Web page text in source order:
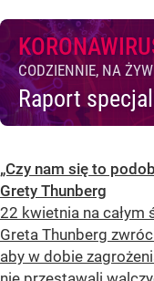
CODZIENNIE, NA
Raport
„Czy nam się to
Grety Thunberg
22 kwietnia na całym
Greta Thunberg
aby w dobie